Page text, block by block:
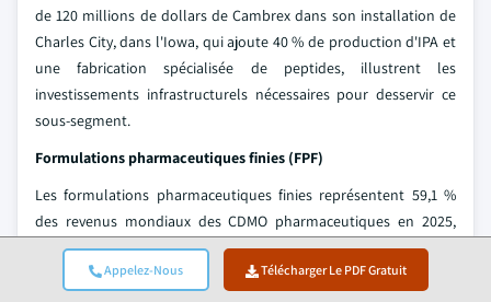
Appelez-Nous Télécharger Le PDF Gratuit
de 120 millions de dollars de Cambrex dans son installation de
Charles City, dans l'Iowa, qui ajoute 40 % de production d'IPA et
une fabrication spécialisée de peptides, illustrent les
investissements infrastructurels nécessaires pour desservir ce
sous-segment.
Formulations pharmaceutiques finies (FPF)
Les formulations pharmaceutiques finies représentent 59,1 %
des revenus mondiaux des CDMO pharmaceutiques en 2025,
reflétant l'ampleur des programmes de dosage oraux,
injectables et spécialisés en phase commerciale externalisés par